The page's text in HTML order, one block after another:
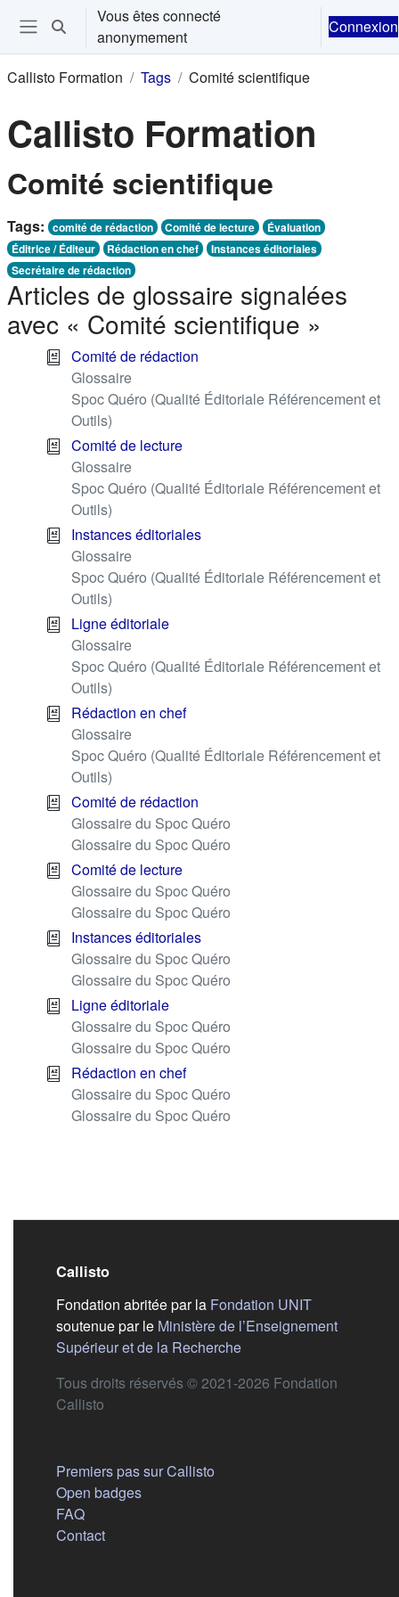
Passer au contenu principal
Ouvrir le menu de navigation
Activer/désactiver la saisie de recherche
Vous êtes connecté
anonymement
Connexion
Callisto Formation Tags Comité scientifique
Callisto Formation
Comité scientifique
Tags: comité de rédaction Comité de lecture
Évaluation
Éditrice / Éditeur
Rédaction en chef
Instances éditoriales
Secrétaire de rédaction
Articles de glossaire signalées
avec « Comité scientifique »
Comité de rédaction
Glossaire
Spoc Quéro (Qualité Éditoriale Référencement et
Outils)
Comité de lecture
Glossaire
Spoc Quéro (Qualité Éditoriale Référencement et
Outils)
Instances éditoriales
Glossaire
Spoc Quéro (Qualité Éditoriale Référencement et
Outils)
Ligne éditoriale
Glossaire
Spoc Quéro (Qualité Éditoriale Référencement et
Outils)
Rédaction en chef
Glossaire
Spoc Quéro (Qualité Éditoriale Référencement et
Outils)
Comité de rédaction
Glossaire du Spoc Quéro
Glossaire du Spoc Quéro
Comité de lecture
Glossaire du Spoc Quéro
Glossaire du Spoc Quéro
Instances éditoriales
Glossaire du Spoc Quéro
Glossaire du Spoc Quéro
Ligne éditoriale
Glossaire du Spoc Quéro
Glossaire du Spoc Quéro
Rédaction en chef
Glossaire du Spoc Quéro
Glossaire du Spoc Quéro
Callisto
Fondation abritée par la Fondation UNIT(s'ouvre
soutenue par le Ministère de l’Enseignement
Supérieur et de la Recherche(s'ouvre dans un nouvel
Tous droits réservés © 2021-2026 Fondation
Callisto
Premiers pas sur Callisto
Open badges
FAQ
Contact